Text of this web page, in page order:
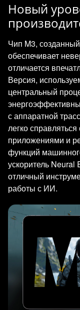
Новый
Чип M3,
обеспечивает
отличается
Версия,
центральный
с аппаратной
легко
приложениями и
функций
ускоритель
отличный
работы с ИИ.